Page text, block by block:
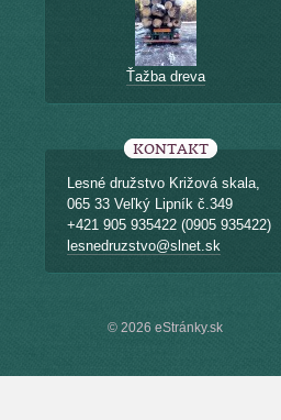
Ťažba dreva
KONTAKT
Lesné družstvo Križová skala,
065 33 Veľký Lipník č.349
+421 905 935422 (0905 935422)
lesnedruzstvo@slnet.sk
© 2026 eStránky.sk